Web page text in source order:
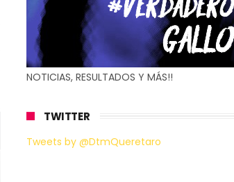
NOTICIAS, RESULTADOS Y MÁS!!
TWITTER
Tweets by @DtmQueretaro